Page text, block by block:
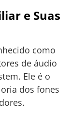
e Suas
como
de áudio
Ele é o
dos fones